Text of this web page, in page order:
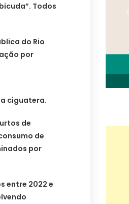
Todos
do Rio
por
ciguatera.
de
de
por
entre 2022 e